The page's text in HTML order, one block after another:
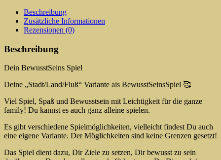
Beschreibung
Zusätzliche Informationen
Rezensionen (0)
Beschreibung
Dein BewusstSeins Spiel
Deine „Stadt/Land/Fluß“ Variante als BewusstSeinsSpiel 🥰
Viel Spiel, Spaß und Bewusstsein mit Leichtigkeit für die ganze
family! Du kannst es auch ganz alleine spielen.
Es gibt verschiedene Spielmöglichkeiten, vielleicht findest Du auch
eine eigene Variante. Der Möglichkeiten sind keine Grenzen gesetzt!
Das Spiel dient dazu, Dir Ziele zu setzen, Dir bewusst zu sein